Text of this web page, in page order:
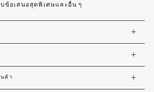
ข้อเสนอสุดพิเศษและอื่น ๆ
ค้า